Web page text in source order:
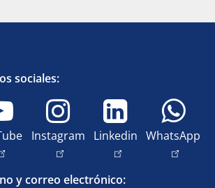
sociales:
Instagram Linkedin WhatsApp
y correo electrónico: